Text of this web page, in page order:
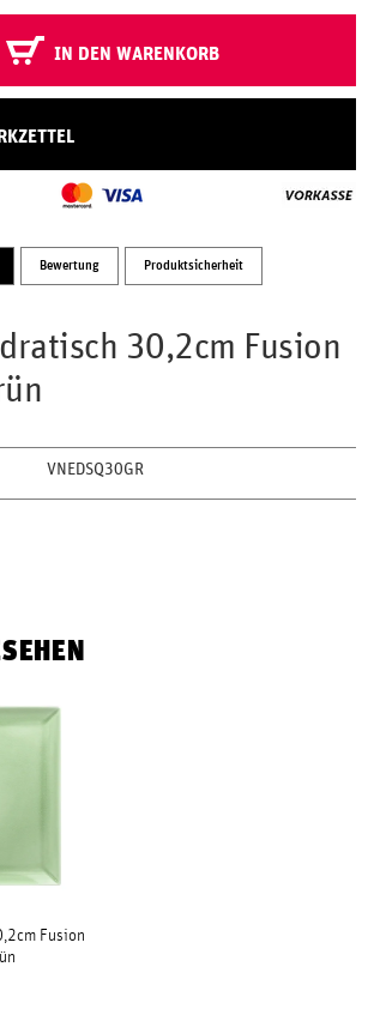
IN DEN WARENKORB
Bewertung Produktsicherheit
30,2cm Fusion
VNEDSQ30GR
Fusion